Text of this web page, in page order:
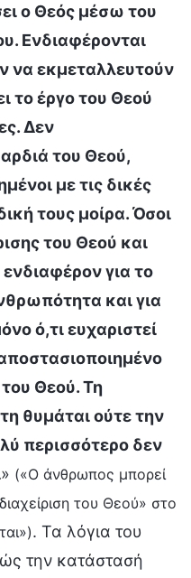
ο Θεός μέσω του
Ενδιαφέρονται
να εκμεταλλευτούν
το έργο του Θεού
Δεν
του Θεού,
με τις δικές
τους μοίρα. Όσοι
του Θεού και
για το
και για
ό,τι ευχαριστεί
του Θεού. Τη
θυμάται ούτε την
περισσότερο δεν
» («Ο άνθρωπος μπορεί
του Θεού» στο
. Τα λόγια του
την κατάστασή